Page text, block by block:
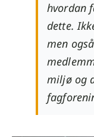
hvordan
dette.
men
miljø og